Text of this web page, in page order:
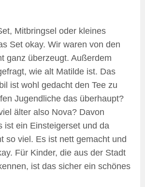
Mitbringsel oder kleines
Set okay. Wir waren von den
ganz überzeugt. Außerdem
wie alt Matilde ist. Das
ist wohl gedacht den Tee zu
Jugendliche das überhaupt?
älter also Nova? Davon
ist ein Einsteigerset und da
so viel. Es ist nett gemacht und
Für Kinder, die aus der Stadt
ist das sicher ein schönes